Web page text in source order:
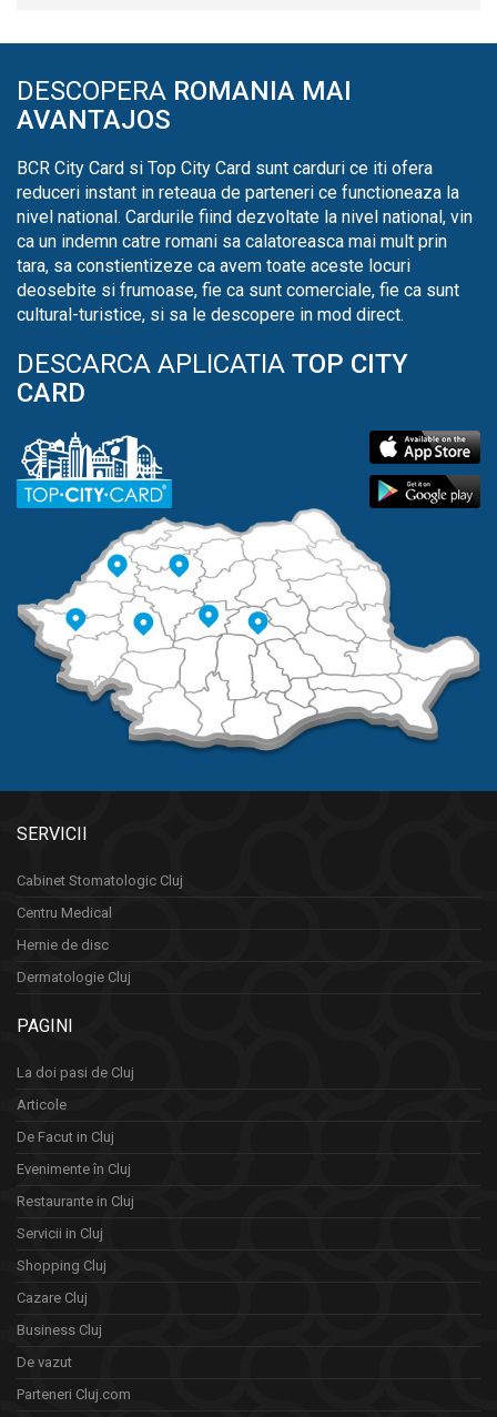
DESCOPERA ROMANIA MAI
AVANTAJOS
BCR City Card si Top City Card sunt carduri ce iti ofera
reduceri instant in reteaua de parteneri ce functioneaza la
nivel national. Cardurile fiind dezvoltate la nivel national, vin
ca un indemn catre romani sa calatoreasca mai mult prin
tara, sa constientizeze ca avem toate aceste locuri
deosebite si frumoase, fie ca sunt comerciale, fie ca sunt
cultural-turistice, si sa le descopere in mod direct.
DESCARCA APLICATIA TOP CITY
CARD
SERVICII
Cabinet Stomatologic Cluj
Centru Medical
Hernie de disc
Dermatologie Cluj
PAGINI
La doi pasi de Cluj
Articole
De Facut in Cluj
Evenimente în Cluj
Restaurante in Cluj
Servicii in Cluj
Shopping Cluj
Cazare Cluj
Business Cluj
De vazut
Parteneri Cluj.com